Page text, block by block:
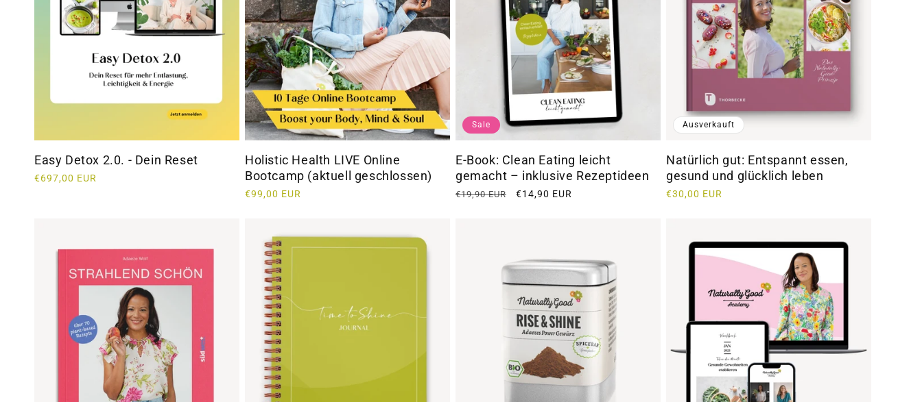
Easy Detox 2.0. - Dein Reset
Normaler
€697,00 EUR
Holistic Health LIVE Online
Bootcamp (aktuell geschlossen)
Normaler
€99,00 EUR
Sale
E-Book: Clean Eating leicht
gemacht – inklusive Rezeptideen
Normaler
€19,90 EUR Verkaufspreis
€14,90 EUR
Ausverkauft
Natürlich gut: Entspannt essen,
gesund und glücklich leben
Normaler
€30,00 EUR